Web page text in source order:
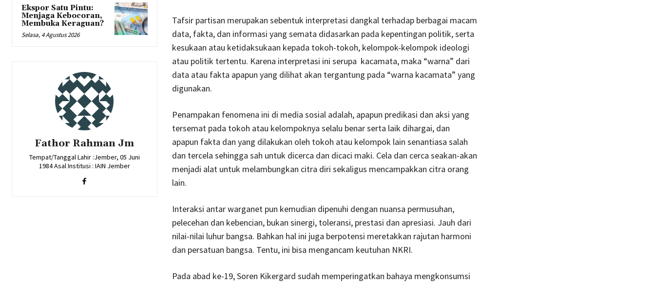
Ekspor Satu Pintu:
Menjaga Kebocoran,
Membuka Keraguan?
Selasa, 4 Agustus 2026
Fathor Rahman Jm
Tempat/Tanggal Lahir :Jember, 05 Juni
1984 Asal Institusi : IAIN Jember
Tafsir partisan merupakan sebentuk interpretasi dangkal terhadap berbagai macam
data, fakta, dan informasi yang semata didasarkan pada kepentingan politik, serta
kesukaan atau ketidaksukaan kepada tokoh-tokoh, kelompok-kelompok ideologi
atau politik tertentu. Karena interpretasi ini serupa kacamata, maka “warna” dari
data atau fakta apapun yang dilihat akan tergantung pada “warna kacamata” yang
digunakan.
Penampakan fenomena ini di media sosial adalah, apapun predikasi dan aksi yang
tersemat pada tokoh atau kelompoknya selalu benar serta laik dihargai, dan
apapun fakta dan yang dilakukan oleh tokoh atau kelompok lain senantiasa salah
dan tercela sehingga sah untuk dicerca dan dicaci maki. Cela dan cerca seakan-akan
menjadi alat untuk melambungkan citra diri sekaligus mencampakkan citra orang
lain.
Interaksi antar warganet pun kemudian dipenuhi dengan nuansa permusuhan,
pelecehan dan kebencian, bukan sinergi, toleransi, prestasi dan apresiasi. Jauh dari
nilai-nilai luhur bangsa. Bahkan hal ini juga berpotensi meretakkan rajutan harmoni
dan persatuan bangsa. Tentu, ini bisa mengancam keutuhan NKRI.
Pada abad ke-19, Soren Kikergard sudah memperingatkan bahaya mengkonsumsi